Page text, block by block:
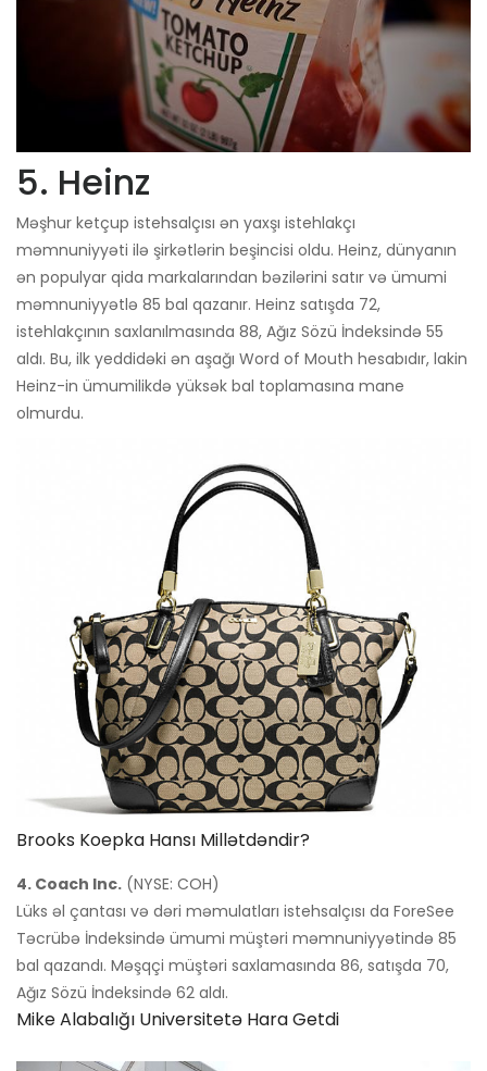
5. Heinz
Məşhur ketçup istehsalçısı ən yaxşı istehlakçı
məmnuniyyəti ilə şirkətlərin beşincisi oldu. Heinz, dünyanın
ən populyar qida markalarından bəzilərini satır və ümumi
məmnuniyyətlə 85 bal qazanır. Heinz satışda 72,
istehlakçının saxlanılmasında 88, Ağız Sözü İndeksində 55
aldı. Bu, ilk yeddidəki ən aşağı Word of Mouth hesabıdır, lakin
Heinz-in ümumilikdə yüksək bal toplamasına mane
olmurdu.
Brooks Koepka Hansı Millətdəndir?
4. Coach Inc. (NYSE: COH)
Lüks əl çantası və dəri məmulatları istehsalçısı da ForeSee
Təcrübə İndeksində ümumi müştəri məmnuniyyətində 85
bal qazandı. Məşqçi müştəri saxlamasında 86, satışda 70,
Ağız Sözü İndeksində 62 aldı.
Mike Alabalığı Universitetə ​​hara Getdi